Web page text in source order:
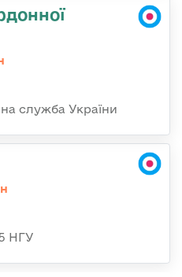
служба України
НГУ